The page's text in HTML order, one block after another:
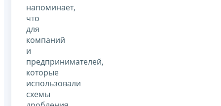
напоминает,
что
для
компаний
и
предпринимателей,
которые
использовали
схемы